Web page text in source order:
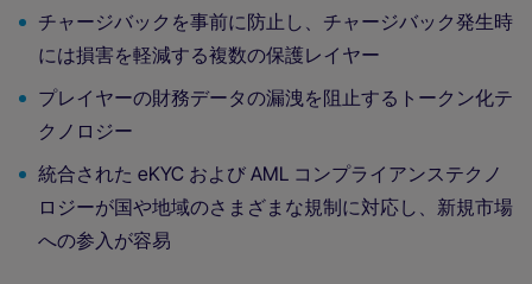
チャージバックを事前に防止し、チャージバック発生時
には損害を軽減する複数の保護レイヤー
プレイヤーの財務データの漏洩を阻止するトークン化テ
クノロジー
統合された eKYC および AML コンプライアンステクノ
ロジーが国や地域のさまざまな規制に対応し、新規市場
への参入が容易